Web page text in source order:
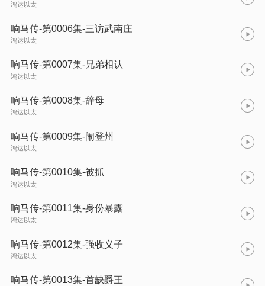
鸿达以太
响马传-第0006集-三访武南庄
鸿达以太
响马传-第0007集-兄弟相认
鸿达以太
响马传-第0008集-辞母
鸿达以太
响马传-第0009集-闹登州
鸿达以太
响马传-第0010集-被抓
鸿达以太
响马传-第0011集-身份暴露
鸿达以太
响马传-第0012集-强收义子
鸿达以太
响马传-第0013集-首缺爵王